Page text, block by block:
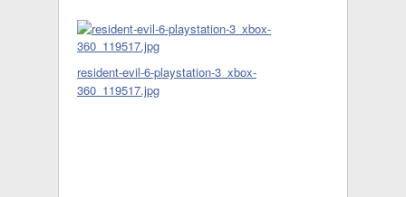
resident-evil-6-playstation-3_xbox-
360_119517.jpg